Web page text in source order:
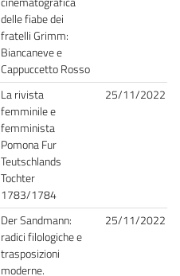
delle fiabe dei
fratelli Grimm:
Biancaneve e
Cappuccetto Rosso
La rivista
femminile e
femminista
Pomona Fur
Teutschlands
Tochter
1783/1784
25/11/2022
Der Sandmann:
radici filologiche e
trasposizioni
moderne.
25/11/2022